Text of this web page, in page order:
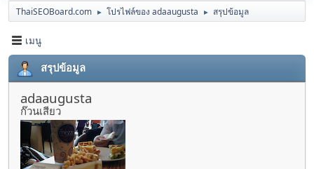
ThaiSEOBoard.com ► โปรไฟล์ของ adaaugusta ► สรุปข้อมูล
เมนู
สรุปข้อมูล
adaaugusta
ก๊วนเสียว